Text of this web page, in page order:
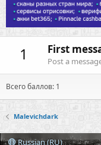
1 First
Post a
Всего баллов: 1
Malevichdark
Russian (RU)